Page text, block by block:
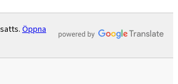
Öppna